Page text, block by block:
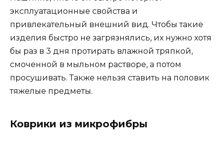
эксплуатационные свойства и
привлекательный внешний вид. Чтобы такие
изделия быстро не загрязнялись, их нужно хотя
бы раз в 3 дня протирать влажной тряпкой,
смоченной в мыльном растворе, а потом
просушивать. Также нельзя ставить на половик
тяжелые предметы.
Коврики из микрофибры